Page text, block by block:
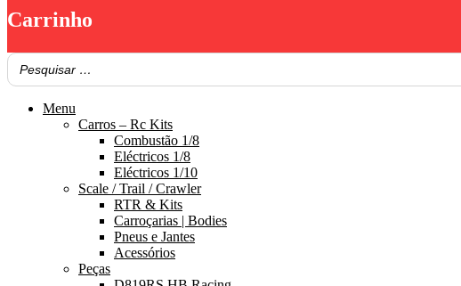
Carrinho
Menu
Carros – Rc Kits
Combustão 1/8
Eléctricos 1/8
Eléctricos 1/10
Scale / Trail / Crawler
RTR & Kits
Carroçarias | Bodies
Pneus e Jantes
Acessórios
Peças